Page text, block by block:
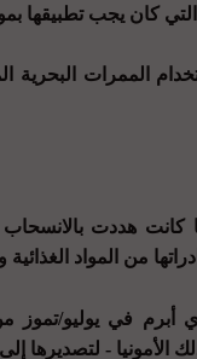
كان يجب تطبيقها
الممرات
من المواد الغذائية
أبرم في يوليو/تموز
الأمونيا - لتصديرها